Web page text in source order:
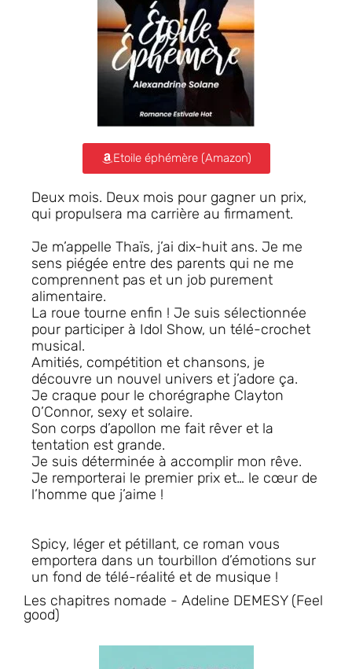
Etoile éphémère (Amazon)
Deux mois. Deux mois pour gagner un prix,
qui propulsera ma carrière au firmament.
Je m’appelle Thaïs, j’ai dix-huit ans. Je me
sens piégée entre des parents qui ne me
comprennent pas et un job purement
alimentaire.
La roue tourne enfin ! Je suis sélectionnée
pour participer à Idol Show, un télé-crochet
musical.
Amitiés, compétition et chansons, je
découvre un nouvel univers et j’adore ça.
Je craque pour le chorégraphe Clayton
O’Connor, sexy et solaire.
Son corps d’apollon me fait rêver et la
tentation est grande.
Je suis déterminée à accomplir mon rêve.
Je remporterai le premier prix et… le cœur de
l’homme que j’aime !
Spicy, léger et pétillant, ce roman vous
emportera dans un tourbillon d’émotions sur
un fond de télé-réalité et de musique !
Les chapitres nomade - Adeline DEMESY (Feel
good)